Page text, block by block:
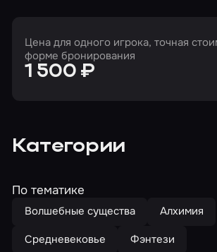
Цена для одного игрока, точная
форме бронирования
1 500 ₽
Категории
По тематике
Волшебные существа
Алхимия
Средневековье
Фэнтези